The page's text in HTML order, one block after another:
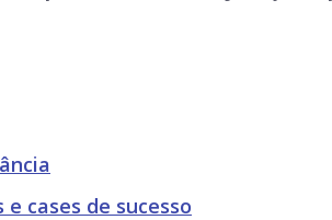
cases de sucesso